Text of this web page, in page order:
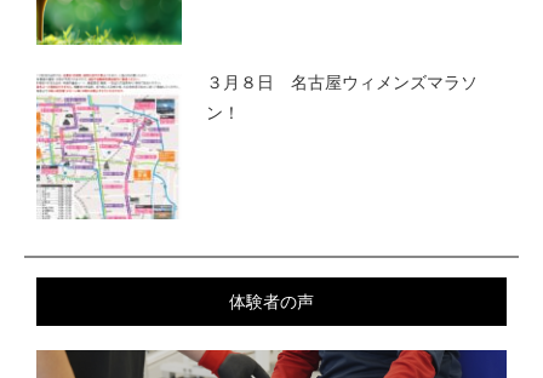
３月８日 名古屋ウィメンズマラソ
ン！
体験者の声